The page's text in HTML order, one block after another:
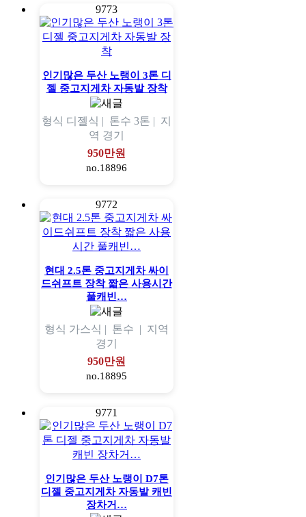
9773
인기많은 두산 노랭이 3톤 디
젤 중고지게차 자동발 장착
형식 디젤식 | 톤수 3톤 | 지
역 경기
950만원
no.18896
9772
현대 2.5톤 중고지게차 싸이
드쉬프트 장착 짧은 사용시간
풀캐빈…
형식 가스식 | 톤수 | 지역
경기
950만원
no.18895
9771
인기많은 두산 노랭이 D7톤
디젤 중고지게차 자동발 캐빈
장차거…